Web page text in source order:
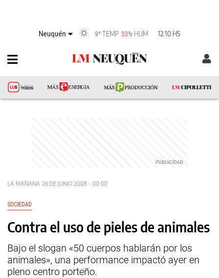
Neuquén 9°TEMP 33% HUM 12:10 HS
LA MAÑANA 26 DE JUNIO 2008 - 00:00
SOCIEDAD
Contra el uso de pieles de animales
Bajo el slogan «50 cuerpos hablarán por los
animales», una performance impactó ayer en
pleno centro porteño.